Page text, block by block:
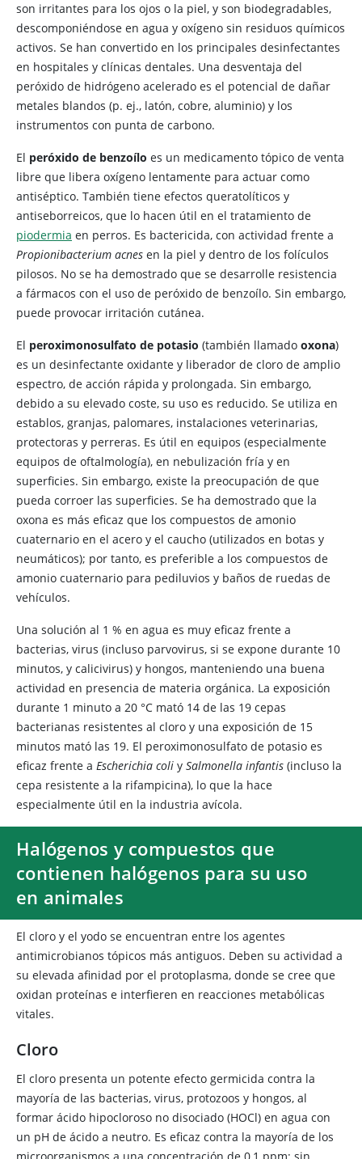
son irritantes para los ojos o la piel, y son biodegradables,
descomponiéndose en agua y oxígeno sin residuos químicos
activos. Se han convertido en los principales desinfectantes
en hospitales y clínicas dentales. Una desventaja del
peróxido de hidrógeno acelerado es el potencial de dañar
metales blandos (p. ej., latón, cobre, aluminio) y los
instrumentos con punta de carbono.
El peróxido de benzoílo es un medicamento tópico de venta
libre que libera oxígeno lentamente para actuar como
antiséptico. También tiene efectos queratolíticos y
antiseborreicos, que lo hacen útil en el tratamiento de
piodermia en perros. Es bactericida, con actividad frente a
Propionibacterium acnes en la piel y dentro de los folículos
pilosos. No se ha demostrado que se desarrolle resistencia
a fármacos con el uso de peróxido de benzoílo. Sin embargo,
puede provocar irritación cutánea.
El peroximonosulfato de potasio (también llamado oxona)
es un desinfectante oxidante y liberador de cloro de amplio
espectro, de acción rápida y prolongada. Sin embargo,
debido a su elevado coste, su uso es reducido. Se utiliza en
establos, granjas, palomares, instalaciones veterinarias,
protectoras y perreras. Es útil en equipos (especialmente
equipos de oftalmología), en nebulización fría y en
superficies. Sin embargo, existe la preocupación de que
pueda corroer las superficies. Se ha demostrado que la
oxona es más eficaz que los compuestos de amonio
cuaternario en el acero y el caucho (utilizados en botas y
neumáticos); por tanto, es preferible a los compuestos de
amonio cuaternario para pediluvios y baños de ruedas de
vehículos.
Una solución al 1 % en agua es muy eficaz frente a
bacterias, virus (incluso parvovirus, si se expone durante 10
minutos, y calicivirus) y hongos, manteniendo una buena
actividad en presencia de materia orgánica. La exposición
durante 1 minuto a 20 °C mató 14 de las 19 cepas
bacterianas resistentes al cloro y una exposición de 15
minutos mató las 19. El peroximonosulfato de potasio es
eficaz frente a Escherichia coli y Salmonella infantis (incluso la
cepa resistente a la rifampicina), lo que la hace
especialmente útil en la industria avícola.
Halógenos y compuestos que
contienen halógenos para su uso
en animales
El cloro y el yodo se encuentran entre los agentes
antimicrobianos tópicos más antiguos. Deben su actividad a
su elevada afinidad por el protoplasma, donde se cree que
oxidan proteínas e interfieren en reacciones metabólicas
vitales.
Cloro
El cloro presenta un potente efecto germicida contra la
mayoría de las bacterias, virus, protozoos y hongos, al
formar ácido hipocloroso no disociado (HOCl) en agua con
un pH de ácido a neutro. Es eficaz contra la mayoría de los